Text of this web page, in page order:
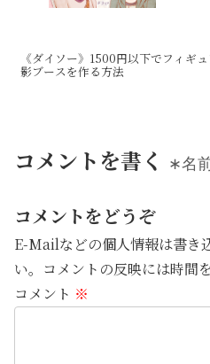
《ダイソー》1500円以下でフィギ
影ブースを作る方法
コメントを書く ∗名
コメントをどうぞ
E-Mailなどの個人情報は書き
い。コメントの反映には時間
コメント ※